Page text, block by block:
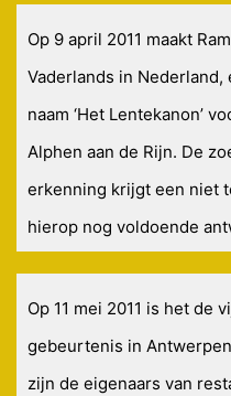
Op 9 april 2011 maakt
Vaderlands in
naam ‘Het Lentekanon’
Alphen aan de Rijn. De
erkenning krijgt een niet
hierop nog voldoende
Op 11 mei 2011 is het de
gebeurtenis in
zijn de eigenaars van